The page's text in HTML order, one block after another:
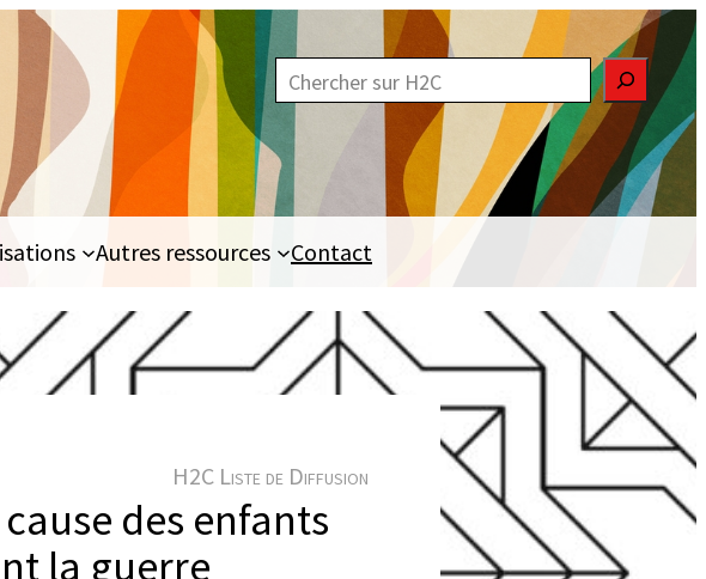
c
h
e
c
Autres ressources Contact
H2C Liste de Diffusion
des enfants
la guerre